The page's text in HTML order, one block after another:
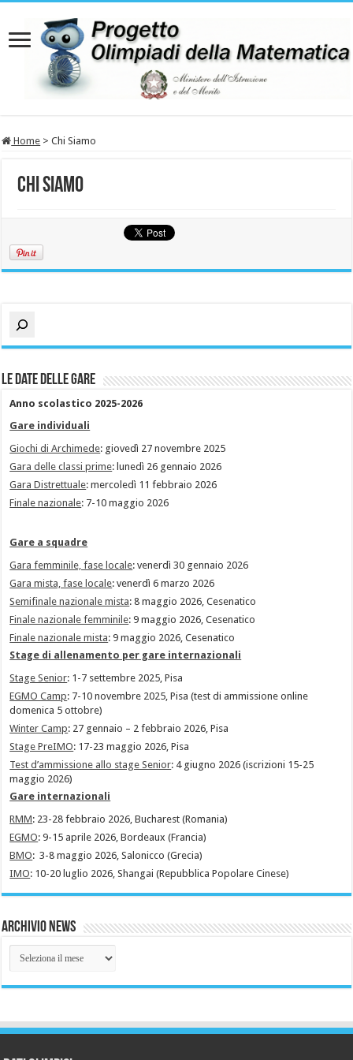
Home > Chi Siamo
Chi Siamo
Cerca
Le date delle gare
Anno scolastico 2025-2026
Gare individuali
Giochi di Archimede: giovedì 27 novembre 2025
Gara delle classi prime: lunedì 26 gennaio 2026
Gara Distrettuale: mercoledì 11 febbraio 2026
Finale nazionale: 7-10 maggio 2026
Gare a squadre
Gara femminile, fase locale: venerdì 30 gennaio 2026
Gara mista, fase locale: venerdì 6 marzo 2026
Semifinale nazionale mista: 8 maggio 2026, Cesenatico
Finale nazionale femminile: 9 maggio 2026, Cesenatico
Finale nazionale mista: 9 maggio 2026, Cesenatico
Stage di allenamento per gare internazionali
Stage Senior: 1-7 settembre 2025, Pisa
EGMO Camp: 7-10 novembre 2025, Pisa (test di ammissione online
domenica 5 ottobre)
Winter Camp: 27 gennaio – 2 febbraio 2026, Pisa
Stage PreIMO: 17-23 maggio 2026, Pisa
Test d’ammissione allo stage Senior: 4 giugno 2026 (iscrizioni 15-25
maggio 2026)
Gare internazionali
RMM: 23-28 febbraio 2026, Bucharest (Romania)
EGMO: 9-15 aprile 2026, Bordeaux (Francia)
BMO: 3-8 maggio 2026, Salonicco (Grecia)
IMO: 10-20 luglio 2026, Shangai (Repubblica Popolare Cinese)
Archivio News
Archivio
News